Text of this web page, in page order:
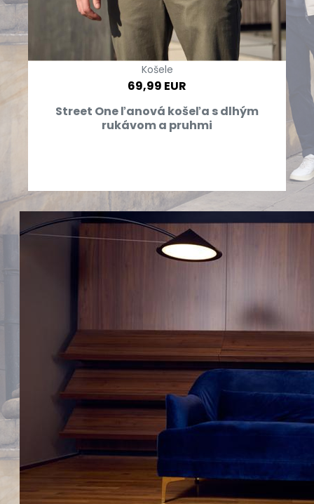
Košele
69,99 EUR
Street One ľanová košeľa s dlhým
rukávom a pruhmi